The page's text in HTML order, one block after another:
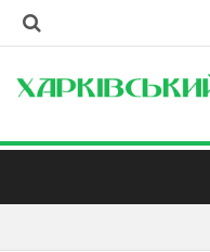
Про екзархат